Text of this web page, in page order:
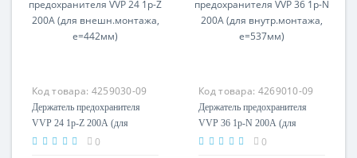
Код товара: 4259030-09
Держатель предохранителя
VVP 24 1p-Z 200А (для
внешн.монтажа, e=442мм)
0
Код товара: 4269010-09
Держатель предохранителя
VVP 36 1p-N 200А (для
внутр.монтажа, e=537мм)
0